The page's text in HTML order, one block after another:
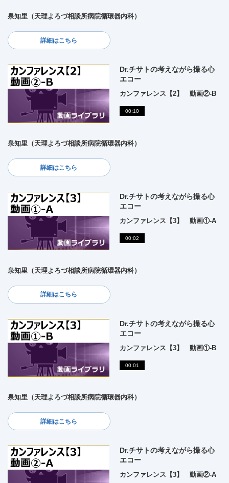
泉知里（天理よろづ相談所病院循環器内科）
詳細はこちら
Dr.チサトの考えながら撮る心
エコー
カンファレンス【2】 動画②-B
00:10
泉知里（天理よろづ相談所病院循環器内科）
詳細はこちら
Dr.チサトの考えながら撮る心
エコー
カンファレンス【3】 動画①-A
00:02
泉知里（天理よろづ相談所病院循環器内科）
詳細はこちら
Dr.チサトの考えながら撮る心
エコー
カンファレンス【3】 動画①-B
00:01
泉知里（天理よろづ相談所病院循環器内科）
詳細はこちら
Dr.チサトの考えながら撮る心
エコー
カンファレンス【3】 動画②-A